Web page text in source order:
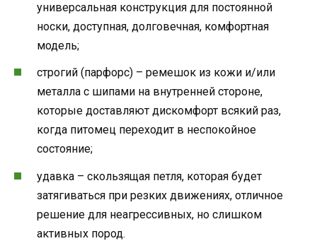
универсальная конструкция для постоянной
носки, доступная, долговечная, комфортная
модель;
строгий (парфорс) – ремешок из кожи и/или
металла с шипами на внутренней стороне,
которые доставляют дискомфорт всякий раз,
когда питомец переходит в неспокойное
состояние;
удавка – скользящая петля, которая будет
затягиваться при резких движениях, отличное
решение для неагрессивных, но слишком
активных пород.